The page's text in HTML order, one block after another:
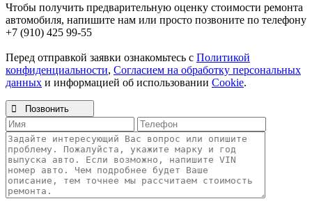
Чтобы получить предварительную оценку стоимости ремонта
автомобиля, напишите нам или просто позвоните по телефону
+7 (910) 425 99-55
Перед отправкой заявки ознакомьтесь с Политикой
конфиденциальности, Согласием на обработку персональных
данных и информацией об использовании Cookie.
 Позвонить